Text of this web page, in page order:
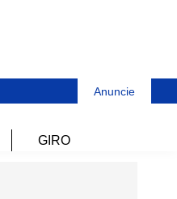
Anuncie
GIRO